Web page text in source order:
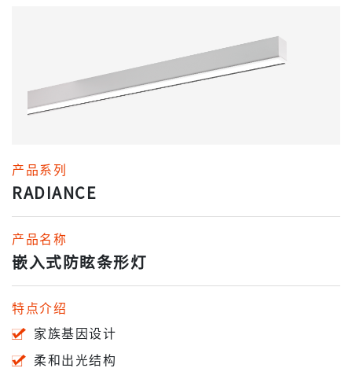
产品系列
RADIANCE
产品名称
嵌入式防眩条形灯
特点介绍
家族基因设计
柔和出光结构